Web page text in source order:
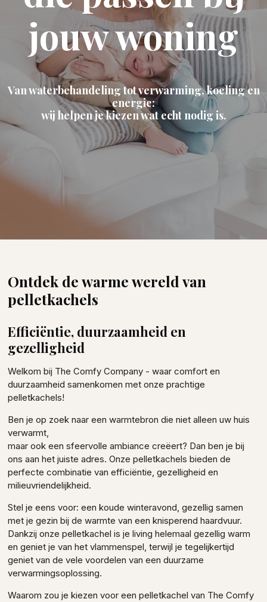
jouw woning
Van waterbehandeling tot verwarming, koeling en
energie:
wij helpen je kiezen wat echt nodig is.
Ontdek de warme wereld van
pelletkachels
Efficiëntie, duurzaamheid en
gezelligheid
Welkom bij The Comfy Company - waar comfort en
duurzaamheid samenkomen met onze prachtige
pelletkachels!
Ben je op zoek naar een warmtebron die niet alleen uw huis
verwarmt,
maar ook een sfeervolle ambiance creëert? Dan ben je bij
ons aan het juiste adres. Onze pelletkachels bieden de
perfecte combinatie van efficiëntie, gezelligheid en
milieuvriendelijkheid.
Stel je eens voor: een koude winteravond, gezellig samen
met je gezin bij de warmte van een knisperend haardvuur.
Dankzij onze pelletkachel is je living helemaal gezellig warm
en geniet je van het vlammenspel, terwijl je tegelijkertijd
geniet van de vele voordelen van een duurzame
verwarmingsoplossing.
Waarom zou je kiezen voor een pelletkachel van The Comfy